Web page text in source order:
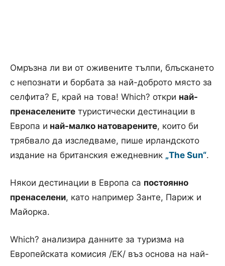
Омръзна ли ви от оживените тълпи, блъскането
с непознати и борбата за най-доброто място за
селфита? Е, край на това! Which? откри най-
пренаселените туристически дестинации в
Европа и най-малко натоварените, които би
трябвало да изследваме, пише ирландското
издание на британския ежедневник „The Sun“.
Някои дестинации в Европа са постоянно
пренаселени, като например Занте, Париж и
Майорка.
Which? анализира данните за туризма на
Европейската комисия /ЕК/ въз основа на най-